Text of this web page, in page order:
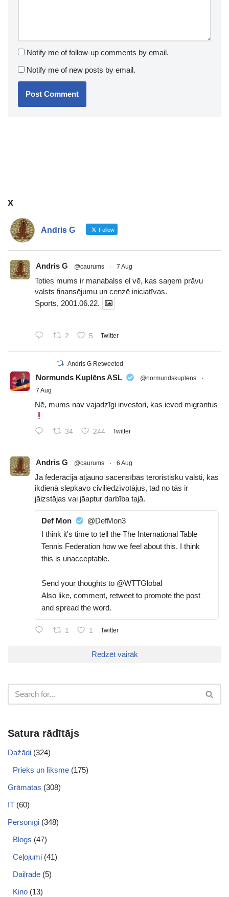
Notify me of follow-up comments by email.
Notify me of new posts by email.
x
Andris G Follow
Andris G @caurums · 7 Aug
Toties mums ir manabalss el vē, kas saņem prāvu
valsts finansējumu un cenzē iniciatīvas.
Sports, 2001.06.22.
2 5 Twitter
Andris G Retweeted
Normunds Kuplēns ASL @normundskuplens
·
7 Aug
Nē, mums nav vajadzīgi investori, kas ieved migrantus
34 244 Twitter
Andris G @caurums · 6 Aug
Ja federācija atjauno sacensībās teroristisku valsti, kas
ikdienā slepkavo civiliedzīvotājus, tad no tās ir
jāizstājas vai jāaptur darbība tajā.
Def Mon
@DefMon3
I think it's time to tell the The International Table
Tennis Federation how we feel about this. I think
this is unacceptable.
Send your thoughts to @WTTGlobal
Also like, comment, retweet to promote the post
and spread the word.
1 1 Twitter
Redzēt vairāk
Satura rādītājs
Dažādi (324)
Prieks un līksme (175)
Grāmatas (308)
IT (60)
Personīgi (348)
Blogs (47)
Ceļojumi (41)
Daiļrade (5)
Kino (13)